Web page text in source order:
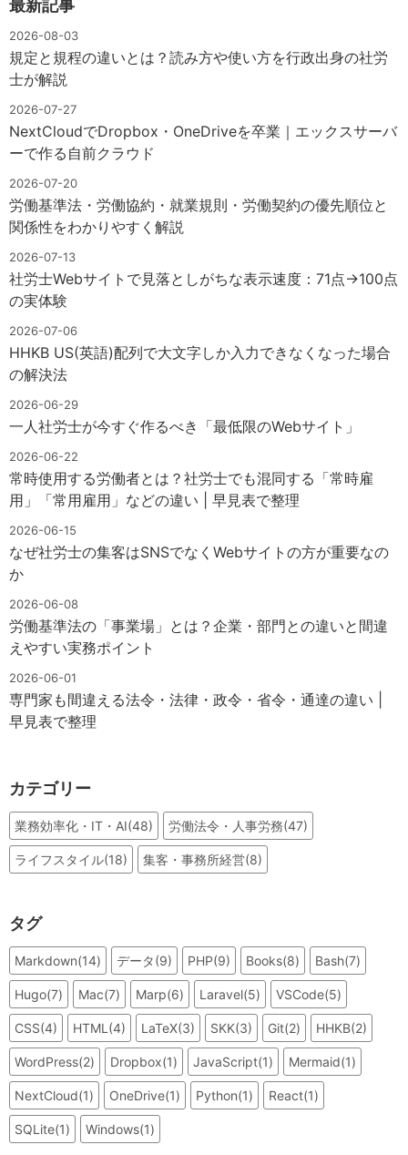
最新記事
2026-08-03
規定と規程の違いとは？読み方や使い方を行政出身の社労
士が解説
2026-07-27
NextCloudでDropbox・OneDriveを卒業｜エックスサーバ
ーで作る自前クラウド
2026-07-20
労働基準法・労働協約・就業規則・労働契約の優先順位と
関係性をわかりやすく解説
2026-07-13
社労士Webサイトで見落としがちな表示速度：71点→100点
の実体験
2026-07-06
HHKB US(英語)配列で大文字しか入力できなくなった場合
の解決法
2026-06-29
一人社労士が今すぐ作るべき「最低限のWebサイト」
2026-06-22
常時使用する労働者とは？社労士でも混同する「常時雇
用」「常用雇用」などの違い | 早見表で整理
2026-06-15
なぜ社労士の集客はSNSでなくWebサイトの方が重要なの
か
2026-06-08
労働基準法の「事業場」とは？企業・部門との違いと間違
えやすい実務ポイント
2026-06-01
専門家も間違える法令・法律・政令・省令・通達の違い |
早見表で整理
カテゴリー
業務効率化・IT・AI(48) 労働法令・人事労務(47)
ライフスタイル(18) 集客・事務所経営(8)
タグ
Markdown(14) データ(9) PHP(9) Books(8) Bash(7)
Hugo(7) Mac(7) Marp(6) Laravel(5) VSCode(5)
CSS(4) HTML(4) LaTeX(3) SKK(3) Git(2) HHKB(2)
WordPress(2) Dropbox(1) JavaScript(1) Mermaid(1)
NextCloud(1) OneDrive(1) Python(1) React(1)
SQLite(1) Windows(1)